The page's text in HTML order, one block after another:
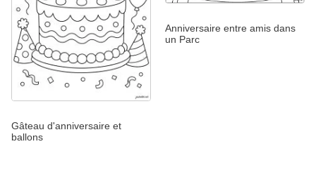
Gâteau d'anniversaire et
ballons
Anniversaire entre amis dans
un Parc